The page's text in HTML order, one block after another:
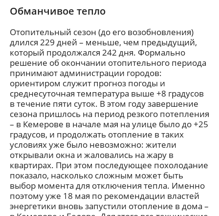
Обманчивое тепло
Отопительный сезон (до его возобновления)
длился 229 дней – меньше, чем предыдущий,
который продолжался 242 дня. Формально
решение об окончании отопительного периода
принимают администрации городов:
ориентиром служит прогноз погоды и
среднесуточная температура выше +8 градусов
в течение пяти суток. В этом году завершение
сезона пришлось на период резкого потепления
– в Кемерове в начале мая на улице было до +25
градусов, и продолжать отопление в таких
условиях уже было невозможно: жители
открывали окна и жаловались на жару в
квартирах. При этом последующее похолодание
показало, насколько сложным может быть
выбор момента для отключения тепла. Именно
поэтому уже 18 мая по рекомендации властей
энергетики вновь запустили отопление в дома –